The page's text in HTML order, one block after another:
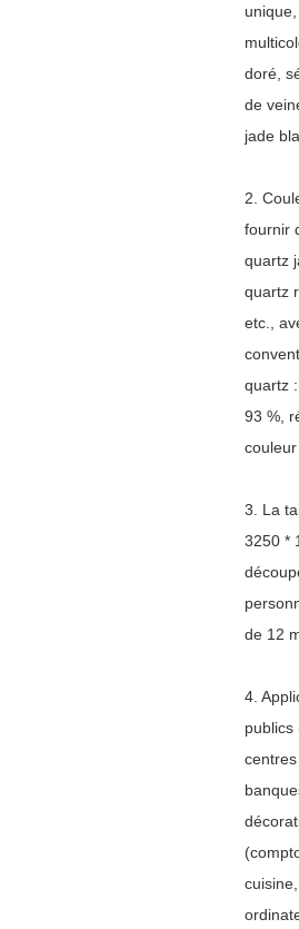
doré,
de
jade
2.
fournir
quartz
quartz
etc.,
quartz
93 %,
couleur
3. La
3250 *
de 12
4.
publics